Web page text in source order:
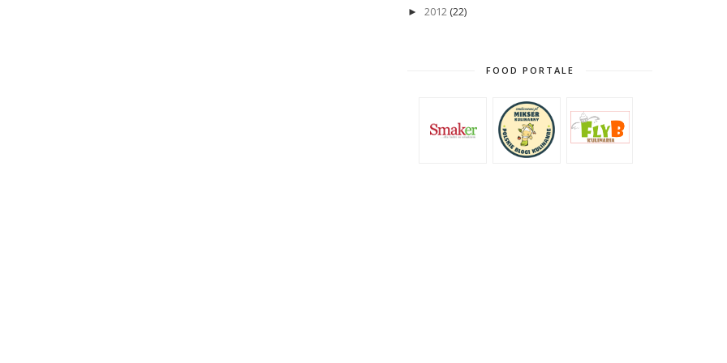
►2012 (22)
FOOD PORTALE